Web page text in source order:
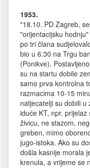
1953.
"18.10. PD Zagreb,
"orijentacijsku
po tri člana
bio u 6:30 na Trgu
(Ponikve).
su na startu dobile
samo prva kontrolna
razmacima 10-15
natjecatelji su dobili
iduće KT, npr.
živicu, ne stazom,
greben, mimo
jugo-istoka. Ako su
došla kasnije morala
krenula, a vrijeme se